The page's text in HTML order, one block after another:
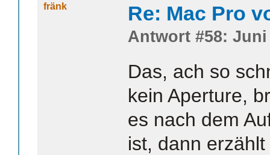
fränk Re: Mac Pro
Antwort #58: Juni
Das, ach so
kein Aperture,
es nach dem
ist, dann